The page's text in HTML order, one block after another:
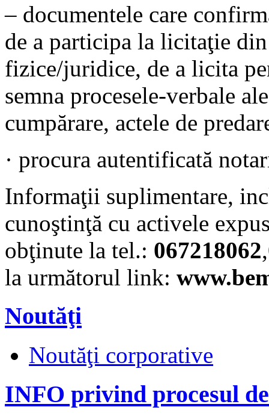
– documentele care
de a participa la licitaţie
fizice/juridice, de a licita
semna procesele-verbale
cumpărare, actele de
· procura autentificată
Informaţii suplimentare,
cunoştinţă cu activele
obţinute la tel.: 067218062,
la următorul link:
Noutăţi
Noutăţi corporative
INFO privind procesul